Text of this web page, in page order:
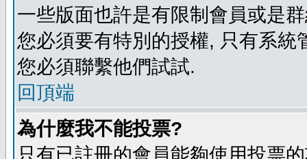
一些版面也許是有限制會員或是
您必須要有特別的授權, 只有系
您必須聯繫他們試試.
回頂端
為什麼我不能投票?
只有已註冊的會員能夠使用投票